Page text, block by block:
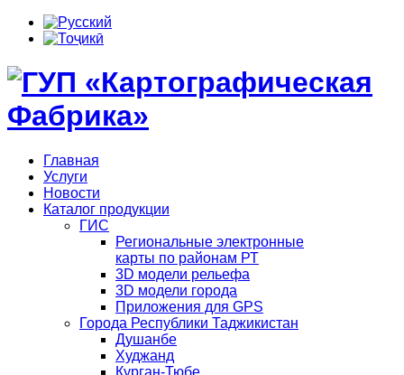
Главная
Услуги
Новости
Каталог продукции
ГИС
Региональные электронные
карты по районам РТ
3D модели рельефа
3D модели города
Приложения для GPS
Города Республики Таджикистан
Душанбе
Худжанд
Курган-Тюбе